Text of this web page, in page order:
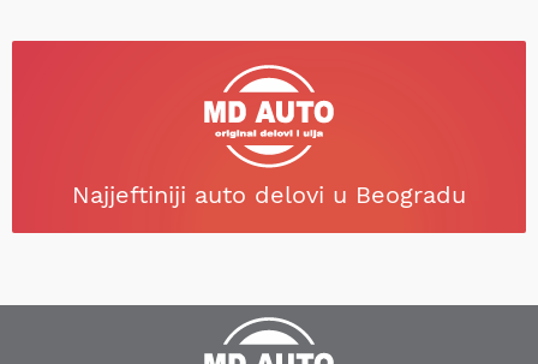
Najjeftiniji auto delovi u Beogradu